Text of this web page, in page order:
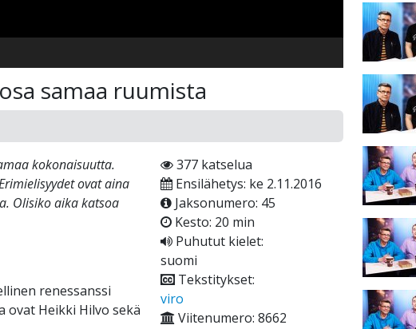
samaa ruumista
kokonaisuutta.
ovat aina
Olisiko aika katsoa
renessanssi
ovat Heikki Hilvo sekä
377 katselua
Ensilähetys: ke 2.11.2016
Jaksonumero: 45
Kesto: 20 min
Puhutut kielet:
suomi
Tekstitykset:
viro
Viitenumero: 8662